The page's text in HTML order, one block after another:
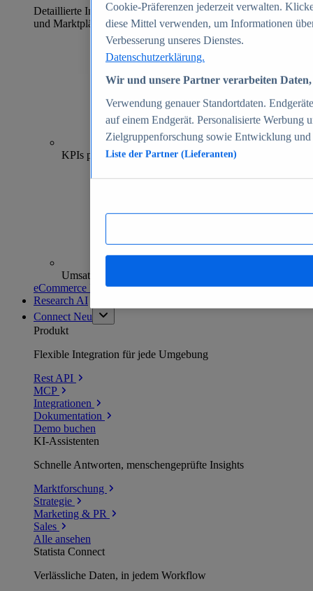
Detaillierte Informationen zu mehr als 39.000 Online-Shops
und Marktplätzen
70+
KPIs pro Shop
Umsatzanalysen und -prognosen
eCommerce Insights entdecken
Research AI
Connect Neu
Produkt
Flexible Integration für jede Umgebung
Rest API
MCP
Integrationen
Dokumentation
Demo buchen
KI-Assistenten
Schnelle Antworten, menschengeprüfte Insights
Marktforschung
Strategie
Marketing & PR
Sales
Alle ansehen
Statista Connect
Verlässliche Daten, in jedem Workflow
Cookie-Präferenzen jederzeit verwalten.
diese Mittel verwenden, um Informationen
Verbesserung unseres Dienstes.
Datenschutzerklärung.
Wir und unsere Partner verarbeiten
Verwendung genauer Standortdaten.
auf einem Endgerät. Personalisierte Werbung
Zielgruppenforschung sowie Entwicklung
Liste der Partner (Lieferanten)